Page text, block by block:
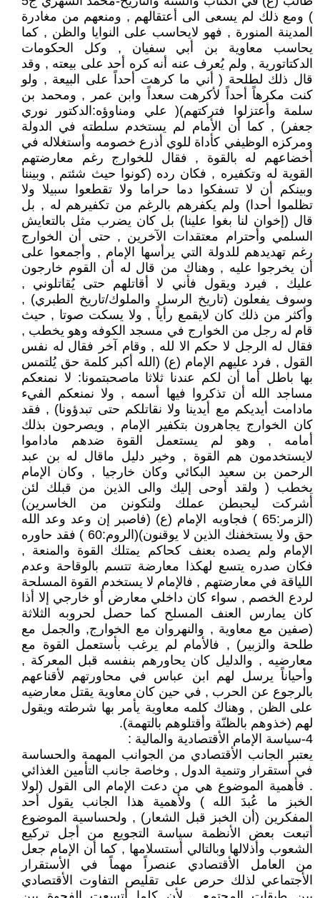
) ومع ذلك لم يسعى الى أعتقالهم , ومنعهم من مغادرة
المدينة المنورة , فهو لايحاسب على النوايا والظن , كما
يحاسب معاوية بن أبي سفيان , وكل الحكومات
الدكتاتورية , ولم يُعرف عنه أنه كره أحد على بيعته , وقد
قال ذلك لطلحة ( أني ما كرهت أحداً على البيعة , ولو
كنت مكرهاً أحداً لأكرهت سعداً وابن عمر , ومحمد بن
سلمة وأعتزلوا فتركتهم)( علي ومناوؤه:الدكتور نوري
جعفر) , كما أن الأمام لم يستخدم سلطته في الدولة
ومركزه الوظيفي كأداة للوي أذرع خصومه وأستغلاله في
أخضاعهم له بالقوة , فقال للخوارج رغم معارضتهم
القوية له وتكفيره , فكان رده (كونوا حيث شئتم , وبيننا
وبينكم أن لا تسفكوا دما حراما ولا تقطعوا سبيلا ولا
تظلموا أحدا) ولم يكفرهم بالرغم من تكفيرهم له , بل
قال (إخوان لنا بغوا علينا) بل كان يضرب مثل بالتعايش
السلمي وأحترام معتقدات الآخرين , حتى أن الخوارج
رغم تهديدهم للدولة التي يرأسها الإمام , وأجمعوا على
أن يخرجوا عليه , وهناك من قال له أن القوم خارجون
عليك , فيرد ويقول فأني لا أقاتلهم حتى يُقاتلوني ,
وسوف يفعلون (تاريخ الرسل والملوك/تاريخ الطبري) ,
وأكثر من ذلك كان لايقمع رأياً , ولا يسكت صوتا , حيث
قام له رجل من الخوارج في مسجد الكوفه وهو يخطب ,
فقال له الرجل لا حكم الا لله , وقام آخر فقال له نفس
القول , فرد عليهم الإمام (ع) (الله أكبر كلمة حق يُلتمس
بها باطل أما أن لكم عندنا ثلاثا ماصحبتمونا: لا نمنعكم
مساجد الله أن تذكروا فيها أسمه , ولا نمنعكم الفيء
مادامت أيديكم مع أيدينا ولا نقاتلكم حتى تبدؤونا) , فقد
كان الخوارج يجاهرون بتكفير الإمام , ويصرحون بذلك
أمامه , وهو لم يستعمل القوة ضدهم ماداموا
لايستخدمون هم القوة , وخير دليل ماقال له بن عبد
الرحمن بن سعيد البكائي وكان خارجيا , وكان الإمام
يخطب ( ولقد أوحى إليك والى الذين من قبلك لئن
أشركت ليحبطن عملك ولتكونن من الخاسرين)
(الزمر:65 ) فجاوبه الإمام (ع) (فاصبر إن وعد وعد الله
حق ولا يستخفنك الذين لا يوقنون)(الروم:60 ) فقد حاوره
الإمام ولم يصده بعنف كحاكم يمتلك القوة والمنعة ,
فكان صدره يتسع لهكذا معارضة تتسم بالوقاحة وعدم
اللياقة في معارضتهم , فالإمام لا يستخدم القوة المسلحة
لردع الخصم , سواء كان داخلي معارض أو خارجي إلا أذا
كان يمارس العنف المسلح كما حصل لحروبه الثلاثة
(صفين مع معاوية , والنهروان مع الخوارج, والجمل مع
طلحة والزبير) , فالأمام لم يرغب بأستعمل القوة مع
معارضيه , والدليل كان يحاورهم بنفسه قبل المعركة ,
وأحياناً يرسل لهم ابن عباس في محاورتهم لأقناعهم
بالرجوع عن الحرب , في حين كان معاوية يقتل معارضيه
على الظن , وهناك كلمه معاوية يأمر بها شرطته ويقول
لهم (خذوهم بالظنّة وأقتلوهم بالتهمة).
4-سياسة الإمام الأقتصادية والمالية :
يعتبر الجانب الأقتصادي من الجوانب المهمة والحساسة
في أستقرار وتنمية الدول , وخاصة جانب التأمين الغذائي
. فأهمية الموضوع هي من دعت الإمام الى القول (لولا
الخبز ما عُبدَ الله ) ولأهمية هذا الجانب يقول أحد
المفكرين (أن الخبز قبل الشعار) , ولحساسية الموضوع
أتبعت بعض الأنظمة سياسة التجويع من أجل تركيع
الشعوب وأذلالها وبالتالي أستسلامها , كما أن الإمام جعل
من العامل الأقتصادي عنصراً مهماً في الأستقرار
الأجتماعي لذلك حرص على تقليص التفاوت الأقتصادي